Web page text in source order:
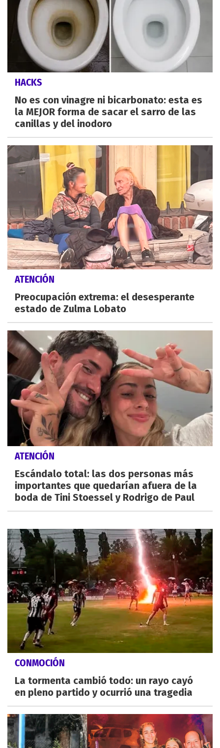
HACKS
No es con vinagre ni bicarbonato: esta es
la MEJOR forma de sacar el sarro de las
canillas y del inodoro
ATENCIÓN
Preocupación extrema: el desesperante
estado de Zulma Lobato
ATENCIÓN
Escándalo total: las dos personas más
importantes que quedarían afuera de la
boda de Tini Stoessel y Rodrigo de Paul
CONMOCIÓN
La tormenta cambió todo: un rayo cayó
en pleno partido y ocurrió una tragedia